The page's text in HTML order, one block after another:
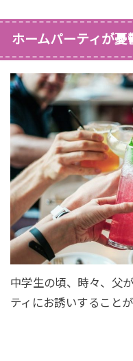
ホームパーティが憂
中学生の頃、時々、父
ティにお誘いすること